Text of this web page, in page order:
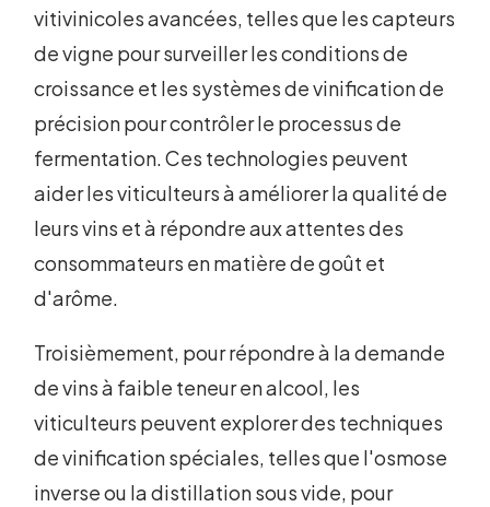
vitivinicoles avancées, telles que les capteurs
de vigne pour surveiller les conditions de
croissance et les systèmes de vinification de
précision pour contrôler le processus de
fermentation. Ces technologies peuvent
aider les viticulteurs à améliorer la qualité de
leurs vins et à répondre aux attentes des
consommateurs en matière de goût et
d'arôme.
Troisièmement, pour répondre à la demande
de vins à faible teneur en alcool, les
viticulteurs peuvent explorer des techniques
de vinification spéciales, telles que l'osmose
inverse ou la distillation sous vide, pour